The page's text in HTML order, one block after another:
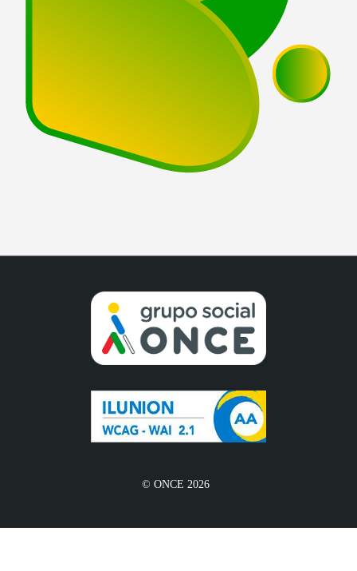
© ONCE 2026